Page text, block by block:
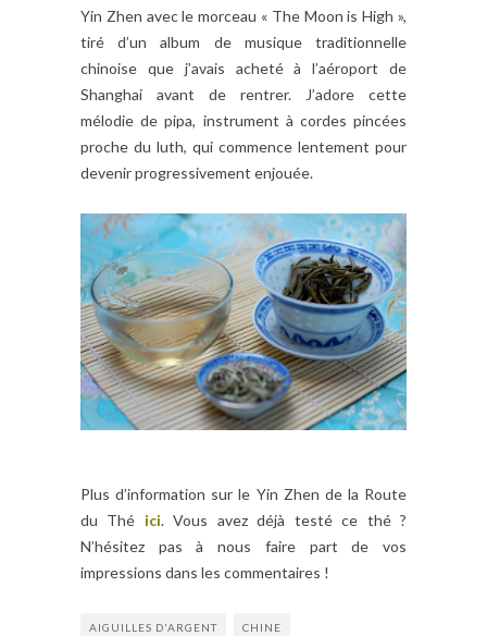
Yin Zhen avec le morceau « The Moon is High »,
tiré d’un album de musique traditionnelle
chinoise que j’avais acheté à l’aéroport de
Shanghai avant de rentrer. J’adore cette
mélodie de pipa, instrument à cordes pincées
proche du luth, qui commence lentement pour
devenir progressivement enjouée.
Plus d’information sur le Yin Zhen de la Route
du Thé ici. Vous avez déjà testé ce thé ?
N’hésitez pas à nous faire part de vos
impressions dans les commentaires !
AIGUILLES D'ARGENT CHINE